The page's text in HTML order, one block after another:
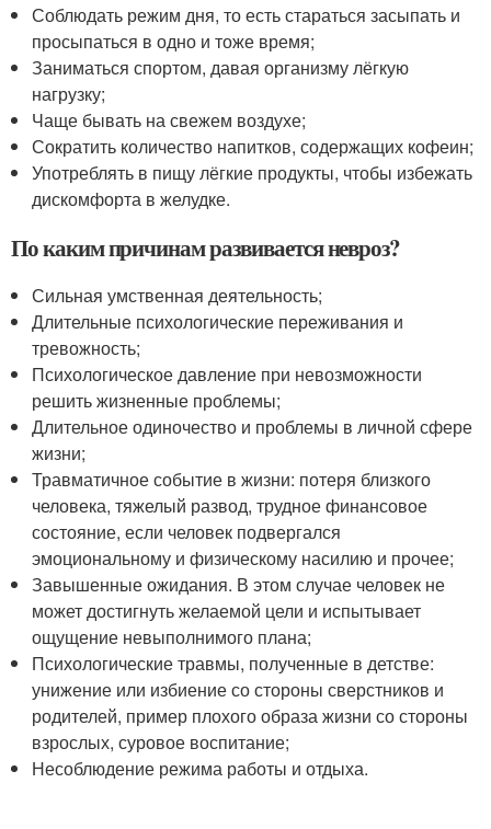
Соблюдать режим дня, то есть стараться засыпать и
просыпаться в одно и тоже время;
Заниматься спортом, давая организму лёгкую
нагрузку;
Чаще бывать на свежем воздухе;
Сократить количество напитков, содержащих кофеин;
Употреблять в пищу лёгкие продукты, чтобы избежать
дискомфорта в желудке.
По каким причинам развивается невроз?
Сильная умственная деятельность;
Длительные психологические переживания и
тревожность;
Психологическое давление при невозможности
решить жизненные проблемы;
Длительное одиночество и проблемы в личной сфере
жизни;
Травматичное событие в жизни: потеря близкого
человека, тяжелый развод, трудное финансовое
состояние, если человек подвергался
эмоциональному и физическому насилию и прочее;
Завышенные ожидания. В этом случае человек не
может достигнуть желаемой цели и испытывает
ощущение невыполнимого плана;
Психологические травмы, полученные в детстве:
унижение или избиение со стороны сверстников и
родителей, пример плохого образа жизни со стороны
взрослых, суровое воспитание;
Несоблюдение режима работы и отдыха.